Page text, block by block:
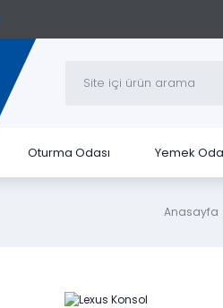
Oturma Odası Yemek
Anasayfa